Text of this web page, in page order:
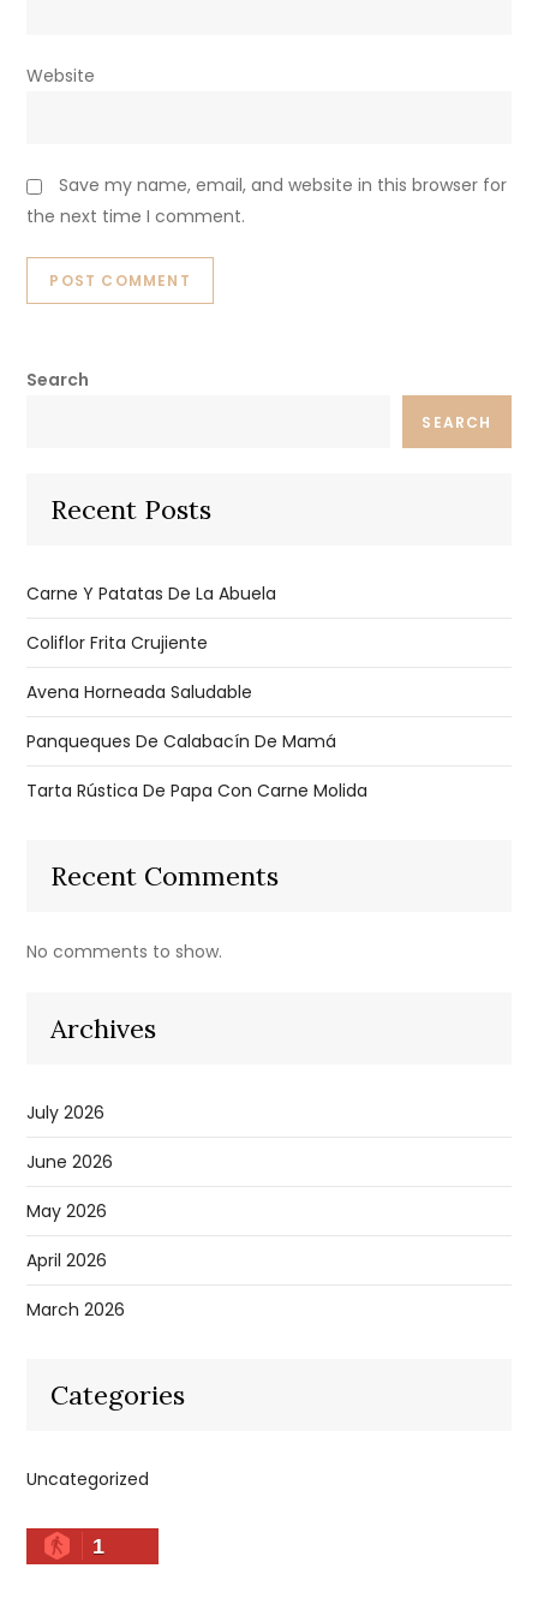
Website
Save my name, email, and website in this browser for
the next time I comment.
Search
SEARCH
Recent Posts
Carne Y Patatas De La Abuela
Coliflor Frita Crujiente
Avena Horneada Saludable
Panqueques De Calabacín De Mamá
Tarta Rústica De Papa Con Carne Molida
Recent Comments
No comments to show.
Archives
July 2026
June 2026
May 2026
April 2026
March 2026
Categories
Uncategorized
1